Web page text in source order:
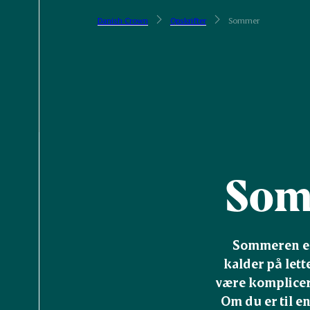
Danish Crown Opskrifter Sommer
Sommeren
kalder på
være
Om du er til